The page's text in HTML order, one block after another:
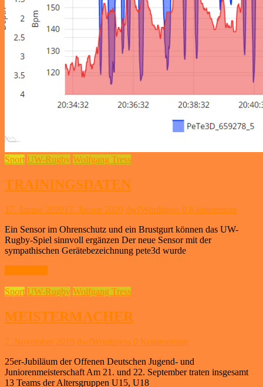
Sport UW-Rugby Wolfgang Tress
TRAININGSDATEN
17. Januar 202017. Januar 2020 dwfWordpress 0 Kommentare
Ein Sensor im Ohrenschutz und ein Brustgurt können das UW-
Rugby-Spiel sinnvoll ergänzen Der neue Sensor mit der
sympathischen Gerätebezeichnung pete3d wurde
Sport UW-Rugby Wolfgang Tress
MEISTERMACHER
7. November 2019 dwfWordpress 0 Kommentare
25er-Jubiläum der Offenen Deutschen Jugend- und
Juniorenmeisterschaft Am 21. und 22. September traten insgesamt
13 Teams der Altersgruppen U15, U18